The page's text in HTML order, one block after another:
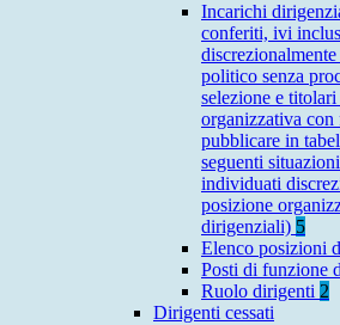
Incarichi
conferiti, ivi
politico senza
selezione e
organizzativa
pubblicare in
seguenti
individuati
posizione
dirigenziali) 5
Elenco posizioni
Posti di funzione
Ruolo dirigenti 2
Dirigenti cessati